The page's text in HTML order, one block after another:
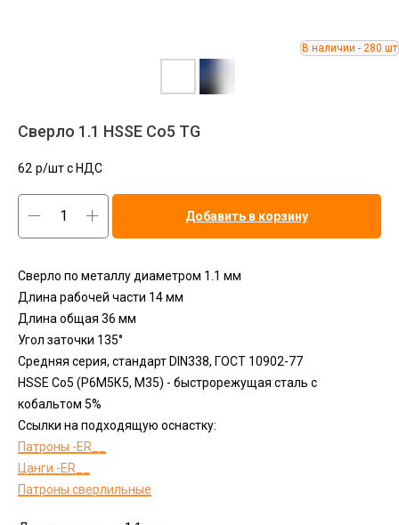
Сверло 1.1 HSSE Co5 TG
62 р/шт c НДС
Добавить в корзину
Сверло по металлу диаметром 1.1 мм
Длина рабочей части 14 мм
Длина общая 36 мм
Угол заточки 135°
Средняя серия, стандарт DIN338, ГОСТ 10902-77
HSSЕ Сo5 (Р6М5К5, М35) - быстрорежущая сталь с
кобальтом 5%
Ссылки на подходящую оснастку:
Патроны -ER__
Цанги -ER__
Патроны сверлильные